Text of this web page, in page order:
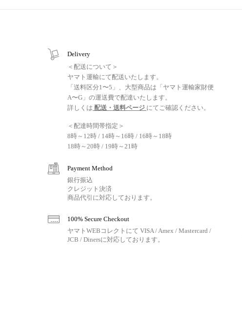
Delivery
＜配送について＞
ヤマト運輸にて配送いたします。
「送料区分1〜5」、大型商品は「ヤマト運輸家財便
A〜G」の運送費で配達いたします。
詳しくは 配送・送料ページ にてご確認ください。
＜配達時間帯指定＞
8時～12時 / 14時～16時 / 16時～18時
18時～20時 / 19時～21時
Payment Method
銀行振込
クレジット決済
商品代引に対応しております。
100% Secure Checkout
ヤマトWEBコレクトにて VISA / Amex / Mastercard /
JCB / Dinersに対応しております。